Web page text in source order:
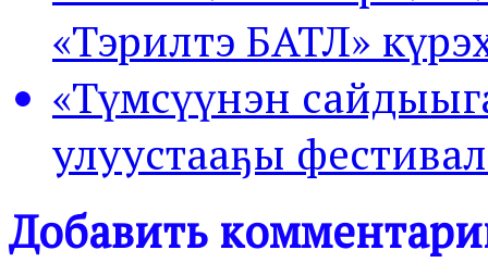
«Тэрилтэ БАТЛ»
«Түмсүүнэн
улуустааҕы
Добавить